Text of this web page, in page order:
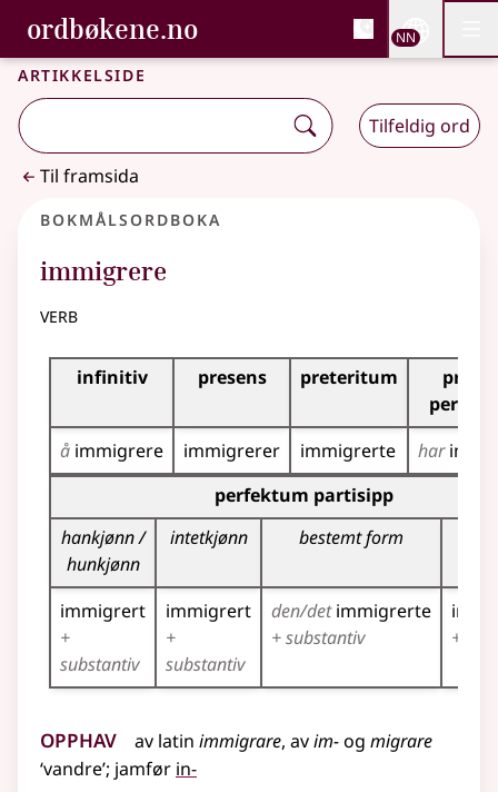
Gå til hovudinnhald
Tilgjenge
ordbøkene.no, Bokmålsordboka og
Bokmålsordboka og Nynorskordboka
NN
Artikkelside
Tilfeldig ord
Til framsida
Bokmålsordboka
immigrere
verb
Bøyingstabell for dette verbet
infinitiv presens preteritum
å immigrere immigrerer immigrerte har
Bøyingstabell for dette verbet (partisippformer)
perfektum partisipp
hankjønn /
hunkjønn
intetkjønn bestemt form
immigrert
+
substantiv
immigrert
+
substantiv
den/detimmigrerte
+ substantiv
+
Opphav av latin immigrare, avim-og migrare
‘vandre’; jamfør in-